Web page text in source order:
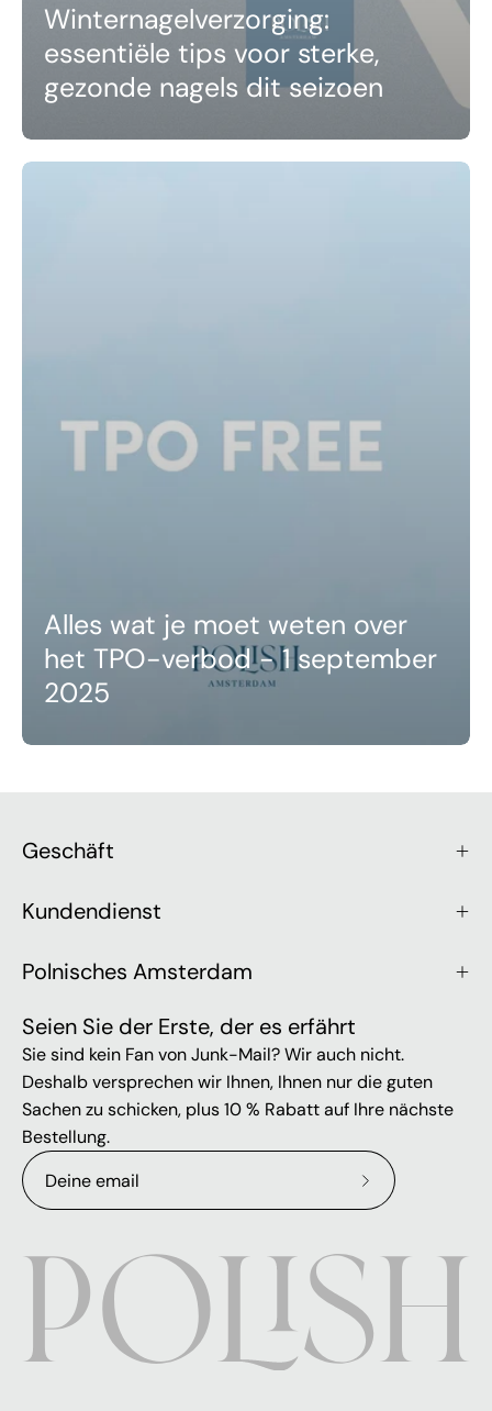
Winternagelverzorging:
essentiële tips voor sterke,
gezonde nagels dit seizoen
Alles wat je moet weten over
het TPO-verbod - 1 september
2025
Geschäft
Kundendienst
Polnisches Amsterdam
Seien Sie der Erste, der es erfährt
Sie sind kein Fan von Junk-Mail? Wir auch nicht.
Deshalb versprechen wir Ihnen, Ihnen nur die guten
Sachen zu schicken, plus 10 % Rabatt auf Ihre nächste
Bestellung.
Abonniere